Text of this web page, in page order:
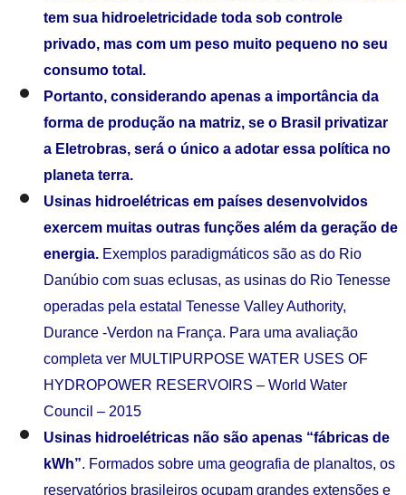
tem sua hidroeletricidade toda sob controle
privado, mas com um peso muito pequeno no seu
consumo total.
Portanto, considerando apenas a importância da
forma de produção na matriz, se o Brasil privatizar
a Eletrobras, será o único a adotar essa política no
planeta terra.
Usinas hidroelétricas em países desenvolvidos
exercem muitas outras funções além da geração de
energia. Exemplos paradigmáticos são as do Rio
Danúbio com suas eclusas, as usinas do Rio Tenesse
operadas pela estatal Tenesse Valley Authority,
Durance -Verdon na França. Para uma avaliação
completa ver MULTIPURPOSE WATER USES OF
HYDROPOWER RESERVOIRS – World Water
Council – 2015
Usinas hidroelétricas não são apenas “fábricas de
kWh”. Formados sobre uma geografia de planaltos, os
reservatórios brasileiros ocupam grandes extensões e